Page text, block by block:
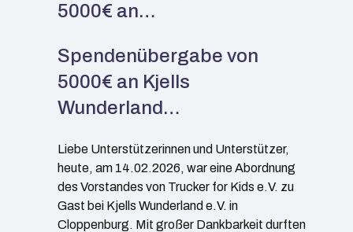
5000€ an…
Spendenübergabe von
5000€ an Kjells
Wunderland…
Liebe Unterstützerinnen und Unterstützer,
heute, am 14.02.2026, war eine Abordnung
des Vorstandes von Trucker for Kids e.V. zu
Gast bei Kjells Wunderland e.V. in
Cloppenburg. Mit großer Dankbarkeit durften